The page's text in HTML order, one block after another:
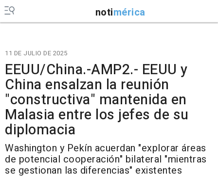
notimérica
11 DE JULIO DE 2025
EEUU/China.-AMP2.- EEUU y
China ensalzan la reunión
"constructiva" mantenida en
Malasia entre los jefes de su
diplomacia
Washington y Pekín acuerdan "explorar áreas
de potencial cooperación" bilateral "mientras
se gestionan las diferencias" existentes